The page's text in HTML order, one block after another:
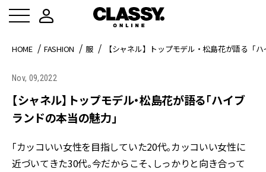
HOME FASHION 服 【シャネル】トップモデル・松島花が語る「
Nov, 09,2022
【シャネル】トップモデル・松島花が語る「ハイブ
ランドの本当の魅力」
「カッコいい女性を目指していた20代。カッコいい女性に
近づいてきた30代。今だからこそ、しっかりと向き合って